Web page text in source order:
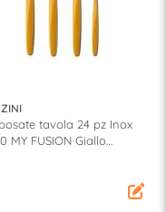
tavola 24 pz Inox
MY FUSION Giallo